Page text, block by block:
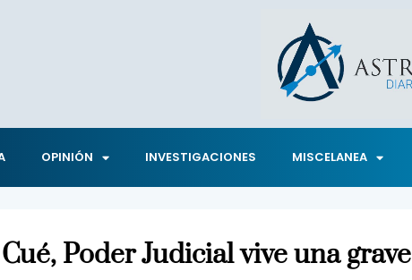
OPINIÓN INVESTIGACIONES MISCELANEA
Poder Judicial vive una grave